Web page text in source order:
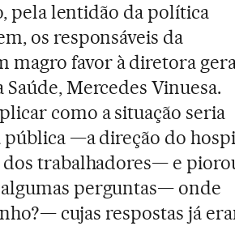
pela lentidão da política
os responsáveis da
magro favor à diretora
Mercedes Vinuesa.
como a situação seria
pública —a direção do
trabalhadores— e
perguntas— onde
cujas respostas já